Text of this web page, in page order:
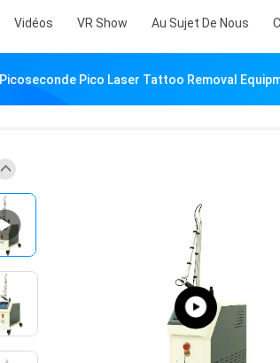
Vidéos VR Show Au Sujet De Nous
Picoseconde Pico Laser Tattoo Removal